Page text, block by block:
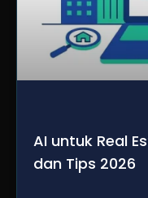
AI untuk Real
dan Tips 2026